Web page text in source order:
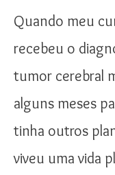
Quando meu
recebeu o
tumor cerebral
alguns meses
tinha outros
viveu uma vida